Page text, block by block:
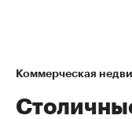
Коммерческая